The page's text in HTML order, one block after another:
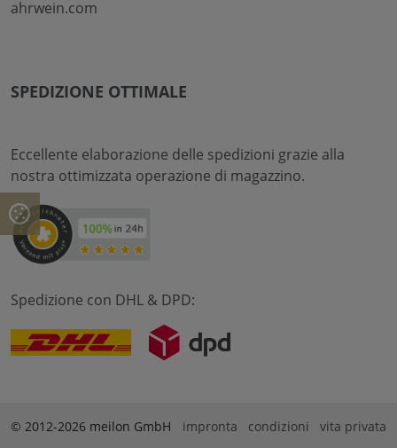
ahrwein.com
SPEDIZIONE OTTIMALE
Eccellente elaborazione delle spedizioni grazie alla
nostra ottimizzata operazione di magazzino.
Spedizione con DHL & DPD:
© 2012-2026 meilon GmbH impronta condizioni vita privata